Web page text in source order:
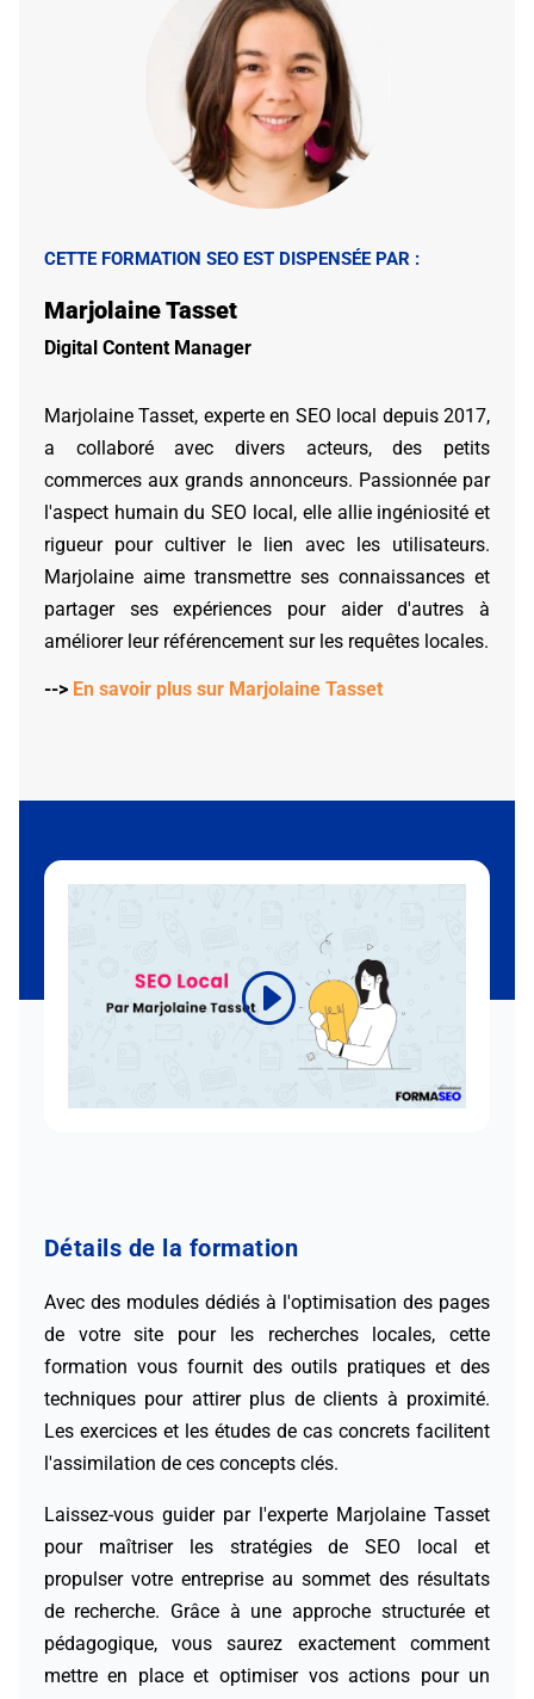
CETTE FORMATION SEO EST DISPENSÉE PAR :
Marjolaine Tasset
Digital Content Manager
Marjolaine Tasset, experte en SEO local depuis 2017,
a collaboré avec divers acteurs, des petits
commerces aux grands annonceurs. Passionnée par
l'aspect humain du SEO local, elle allie ingéniosité et
rigueur pour cultiver le lien avec les utilisateurs.
Marjolaine aime transmettre ses connaissances et
partager ses expériences pour aider d'autres à
améliorer leur référencement sur les requêtes locales.
--> En savoir plus sur Marjolaine Tasset
Détails de la formation
Avec des modules dédiés à l'optimisation des pages
de votre site pour les recherches locales, cette
formation vous fournit des outils pratiques et des
techniques pour attirer plus de clients à proximité.
Les exercices et les études de cas concrets facilitent
l'assimilation de ces concepts clés.
Laissez-vous guider par l'experte Marjolaine Tasset
pour maîtriser les stratégies de SEO local et
propulser votre entreprise au sommet des résultats
de recherche. Grâce à une approche structurée et
pédagogique, vous saurez exactement comment
mettre en place et optimiser vos actions pour un